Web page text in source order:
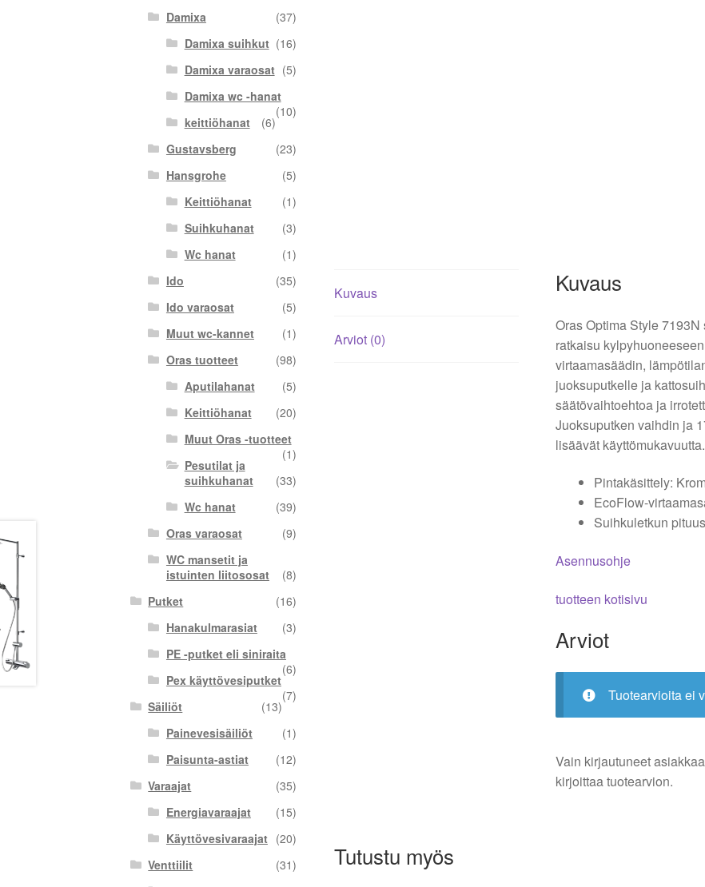
Kuvaus
Arviot (0)
Kuvaus
Oras Optima Style
ratkaisu
virtaamasäädin,
juoksuputkelle ja
säätövaihtoehtoa ja
Juoksuputken vaihdin ja
lisäävät käyttömukavuutta.
Pintakäsittely:
EcoFlow-
Suihkuletkun
Asennusohje
tuotteen kotisivu
Arviot
Tuotearvioita ei
Vain kirjautuneet
kirjoittaa tuotearvion.
Tutustu myös
Damixa
(37)
Damixa suihkut (16)
Damixa varaosat (5)
Damixa wc -hanat
(10)
keittiöhanat
(6)
Gustavsberg
(23)
Hansgrohe
(5)
Keittiöhanat
(1)
Suihkuhanat
(3)
Wc hanat
(1)
Ido
(35)
Ido varaosat
(5)
Muut wc-kannet
(1)
Oras tuotteet
(98)
Aputilahanat
(5)
Keittiöhanat
(20)
Muut Oras -tuotteet
(1)
Pesutilat ja
suihkuhanat
(33)
Wc hanat
(39)
Oras varaosat
(9)
WC mansetit ja
istuinten liitososat
(8)
Putket
(16)
Hanakulmarasiat
(3)
PE -putket eli siniraita
(6)
Pex käyttövesiputket
(7)
Säiliöt
(13)
Painevesisäiliöt
(1)
Paisunta-astiat
(12)
Varaajat
(35)
Energiavaraajat
(15)
Käyttövesivaraajat (20)
Venttiilit
(31)